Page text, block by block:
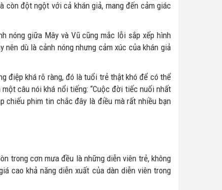
còn đột ngột với cả khán giả, mang đến cảm giác
nóng giữa Mây và Vũ cũng mắc lỗi sắp xếp hình
dù là cảnh nóng nhưng cảm xúc của khán giả
điệp khá rõ ràng, đó là tuổi trẻ thật khó để có thể
câu nói khá nổi tiếng: “Cuộc đời tiếc nuối nhất
chiếu phim tin chắc đây là điều mà rất nhiều bạn
trong cơn mưa đều là những diễn viên trẻ, không
cao khả năng diễn xuất của dàn diễn viên trong